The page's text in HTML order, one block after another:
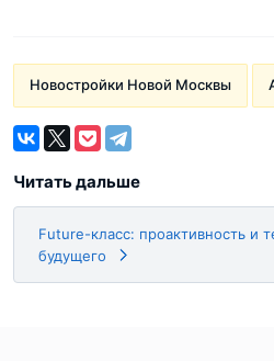
Новостройки Новой Москвы
Читать дальше
Future-класс: проактивность и
будущего